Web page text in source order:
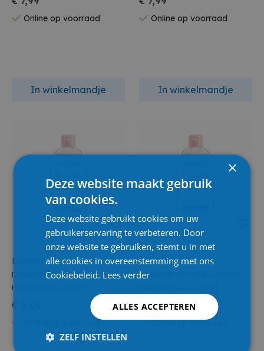
Online op voorraad
In winkelmandje
Online op voorraad
In winkelmandje
Diadermine
Diadermine Micellair Water
Hydraterend 400ml
€ 6,09
Online op voorraad
Diadermine
Diadermine Micellair Water
€ 6,09
Online op voorraad
×
Deze website maakt gebruik
van cookies.
Deze website gebruikt cookies om uw
gebruikerservaring te verbeteren. Door
onze website te gebruiken, stemt u in met
alle cookies in overeenstemming met ons
Cookiebeleid. Lees verder
ALLES ACCEPTEREN
ZELF INSTELLEN